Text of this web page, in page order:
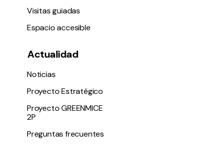
Visitas guiadas
Espacio accesible
Actualidad
Noticias
Proyecto Estratégico
Proyecto GREENMICE
2P
Preguntas frecuentes